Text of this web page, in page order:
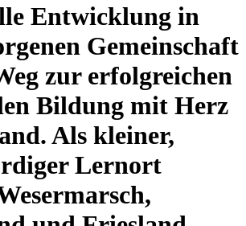
Entwicklung in
Gemeinschaft
zur erfolgreichen
Bildung mit Herz
Als kleiner,
Lernort